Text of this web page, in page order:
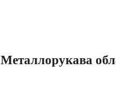
Металлорукава